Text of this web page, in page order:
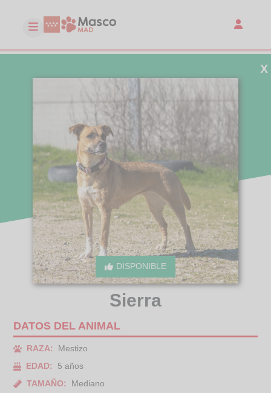
DISPONIBLE
X
Sierra
DATOS DEL ANIMAL
RAZA:
Mestizo
EDAD:
5 años
TAMAÑO:
Mediano